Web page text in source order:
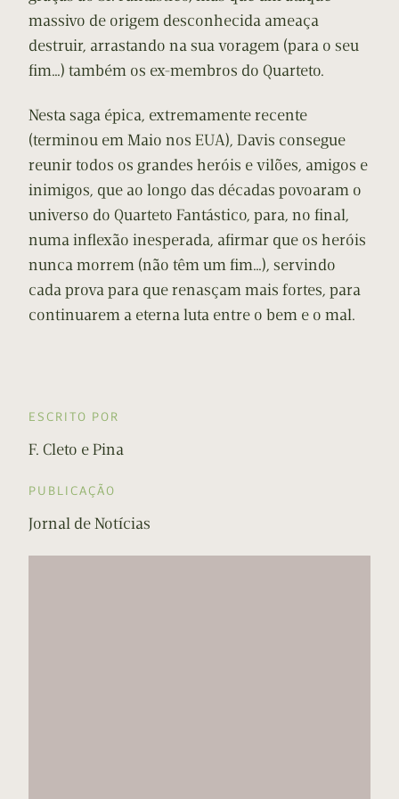
massivo de origem desconhecida ameaça
destruir, arrastando na sua voragem (para o seu
fim…) também os ex-membros do Quarteto.
Nesta saga épica, extremamente recente
(terminou em Maio nos EUA), Davis consegue
reunir todos os grandes heróis e vilões, amigos e
inimigos, que ao longo das décadas povoaram o
universo do Quarteto Fantástico, para, no final,
numa inflexão inesperada, afirmar que os heróis
nunca morrem (não têm um fim…), servindo
cada prova para que renasçam mais fortes, para
continuarem a eterna luta entre o bem e o mal.
ESCRITO POR
F. Cleto e Pina
PUBLICAÇÃO
Jornal de Notícias